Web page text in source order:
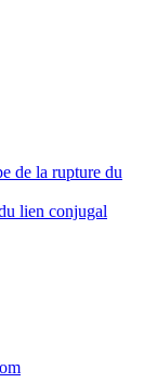
de la rupture du
lien conjugal